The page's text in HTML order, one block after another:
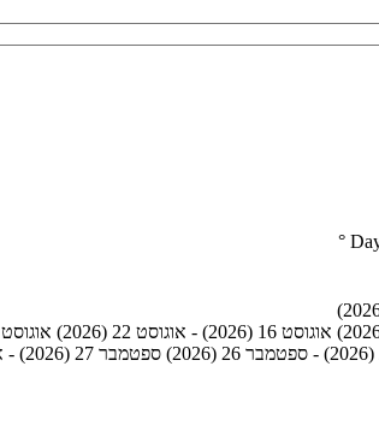
°
אוגוסט 16 (2026) - אוגוסט 22 (2026) אוגוסט 23 (2026) - אוגוסט 29 (2026)
ספטמבר 27 (2026) - אוקטובר 03 (2026)